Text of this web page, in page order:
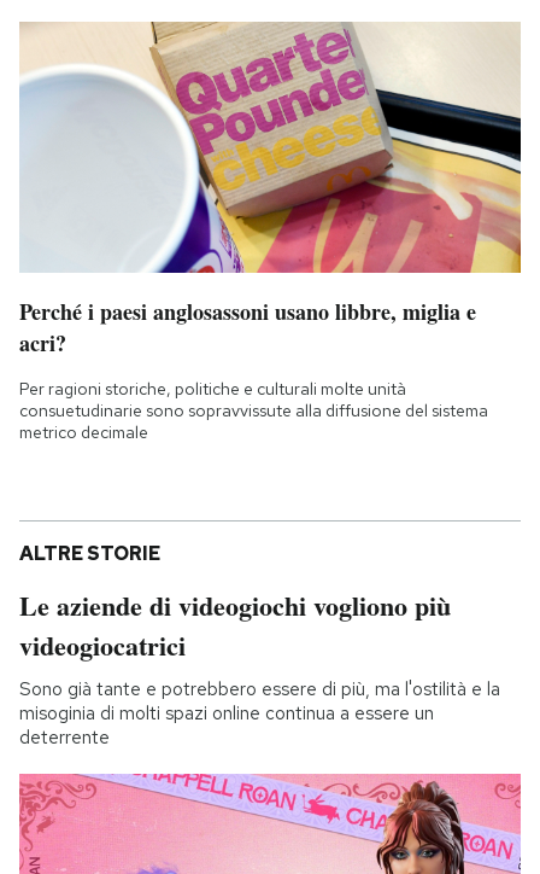
Perché i paesi anglosassoni usano libbre, miglia e
acri?
Per ragioni storiche, politiche e culturali molte unità
consuetudinarie sono sopravvissute alla diffusione del sistema
metrico decimale
ALTRE STORIE
Le aziende di videogiochi vogliono più
videogiocatrici
Sono già tante e potrebbero essere di più, ma l'ostilità e la
misoginia di molti spazi online continua a essere un
deterrente